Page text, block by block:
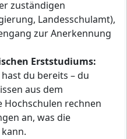
zuständigen
Landesschulamt),
zur Anerkennung
Erststudiums:
du bereits – du
aus dem
Hochschulen rechnen
an, was die